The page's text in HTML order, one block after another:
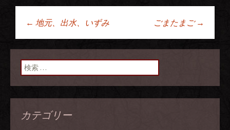
投稿ナビゲーショ
ン
← 地元、出水、いずみ ごまたまご →
検索:
カテゴリー